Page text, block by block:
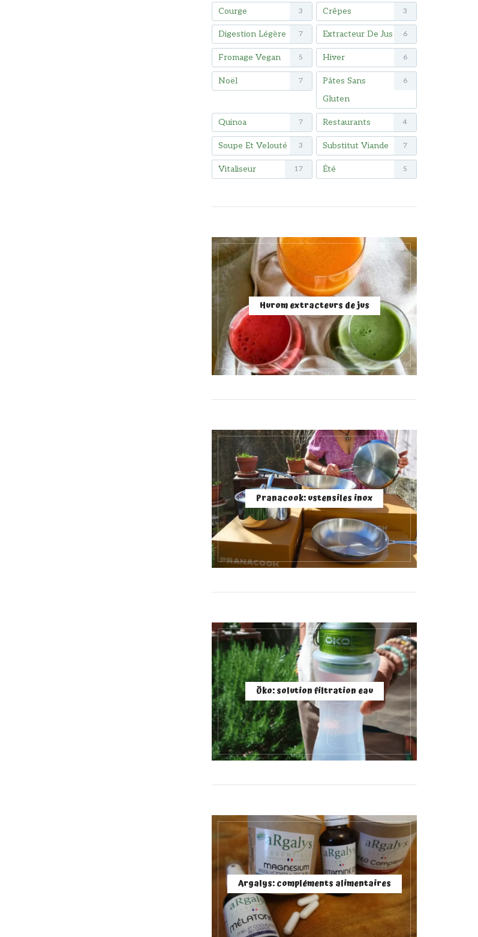
Courge 3 Crêpes 3
Digestion Légère 7 Extracteur De Jus 6
Fromage Vegan 5 Hiver 6
Noël 7
Pâtes Sans
Gluten
6
Quinoa 7 Restaurants 4
Soupe Et Velouté 3 Substitut Viande 7
Vitaliseur 17 Été 5
Hurom extracteurs de jus
Pranacook: ustensiles inox
Öko: solution filtration eau
Argalys: compléments alimentaires